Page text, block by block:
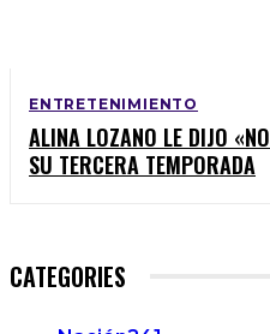
ENTRETENIMIENTO
ALINA LOZANO LE DIJO
SU TERCERA TEMPORADA
CATEGORIES